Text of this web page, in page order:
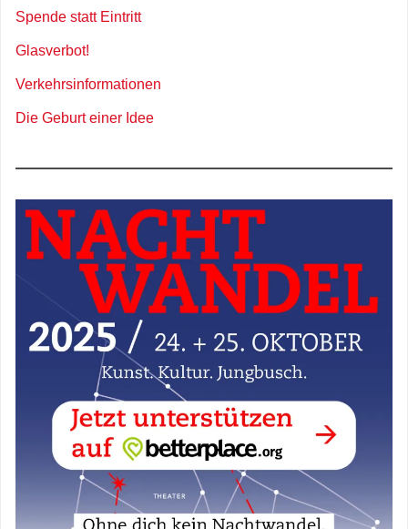
Spende statt Eintritt
Glasverbot!
Verkehrsinformationen
Die Geburt einer Idee